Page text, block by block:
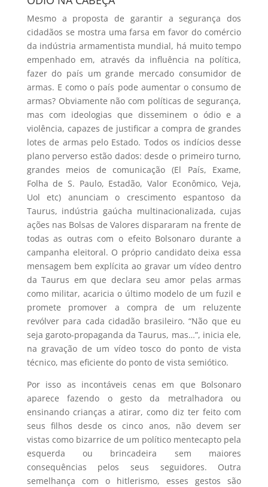
Mesmo a proposta de garantir a segurança dos
cidadãos se mostra uma farsa em favor do comércio
da indústria armamentista mundial, há muito tempo
empenhado em, através da influência na política,
fazer do país um grande mercado consumidor de
armas. E como o país pode aumentar o consumo de
armas? Obviamente não com políticas de segurança,
mas com ideologias que disseminem o ódio e a
violência, capazes de justificar a compra de grandes
lotes de armas pelo Estado. Todos os indícios desse
plano perverso estão dados: desde o primeiro turno,
grandes meios de comunicação (El País, Exame,
Folha de S. Paulo, Estadão, Valor Econômico, Veja,
Uol etc) anunciam o crescimento espantoso da
Taurus, indústria gaúcha multinacionalizada, cujas
ações nas Bolsas de Valores dispararam na frente de
todas as outras com o efeito Bolsonaro durante a
campanha eleitoral. O próprio candidato deixa essa
mensagem bem explícita ao gravar um vídeo dentro
da Taurus em que declara seu amor pelas armas
como militar, acaricia o último modelo de um fuzil e
promete promover a compra de um reluzente
revólver para cada cidadão brasileiro. “Não que eu
seja garoto-propaganda da Taurus, mas…”, inicia ele,
na gravação de um vídeo tosco do ponto de vista
técnico, mas eficiente do ponto de vista semiótico.
Por isso as incontáveis cenas em que Bolsonaro
aparece fazendo o gesto da metralhadora ou
ensinando crianças a atirar, como diz ter feito com
seus filhos desde os cinco anos, não devem ser
vistas como bizarrice de um político mentecapto pela
esquerda ou brincadeira sem maiores
consequências pelos seus seguidores. Outra
semelhança com o hitlerismo, esses gestos são